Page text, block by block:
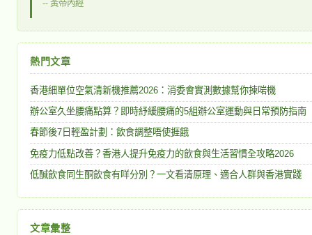
-- 黃帝內經
熱門文章
香港細單位空氣清新機推薦2026：消委會實測數據幫你揀啱機
辦公室久坐腰痛點算？即時紓緩腰痛的5組辦公室運動與日常預防指南
春節後7日輕盈計劃：飲食調整唔使捱餓
免疫力低點改善？香港人提升免疫力的飲食與生活習慣全攻略2026
低醎飲食同生酮飲食有咩分別？一文看清原理、適合人群與香港實踐
文章彙整